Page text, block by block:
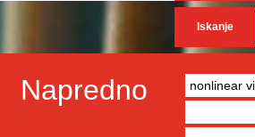
Iskanje
Napredno